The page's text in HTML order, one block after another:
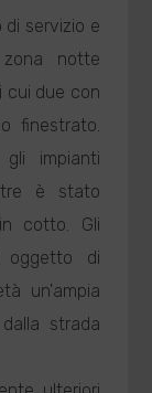
servizio e
notte
cui due con
finestrato.
impianti
è stato
cotto. Gli
di
un'ampia
strada